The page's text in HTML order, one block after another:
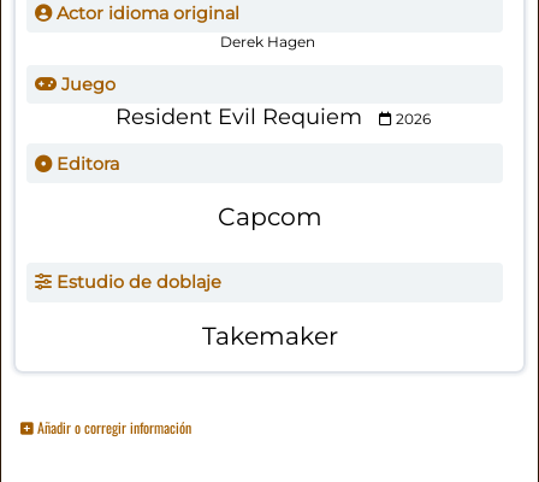
Actor idioma original
Derek Hagen
Juego
Resident Evil Requiem 2026
Editora
Capcom
Estudio de doblaje
Takemaker
Añadir o corregir información